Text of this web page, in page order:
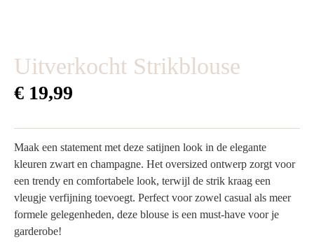
Uitverkocht Strikblouse
€ 19,99
Maak een statement met deze satijnen look in de elegante
kleuren zwart en champagne. Het oversized ontwerp zorgt voor
een trendy en comfortabele look, terwijl de strik kraag een
vleugje verfijning toevoegt. Perfect voor zowel casual als meer
formele gelegenheden, deze blouse is een must-have voor je
garderobe!